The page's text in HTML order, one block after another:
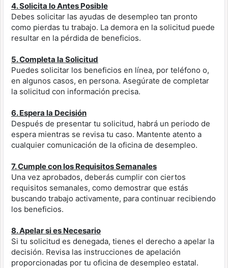
4. Solicita lo Antes Posible
Debes solicitar las ayudas de desempleo tan pronto
como pierdas tu trabajo. La demora en la solicitud puede
resultar en la pérdida de beneficios.
5. Completa la Solicitud
Puedes solicitar los beneficios en línea, por teléfono o,
en algunos casos, en persona. Asegúrate de completar
la solicitud con información precisa.
6. Espera la Decisión
Después de presentar tu solicitud, habrá un periodo de
espera mientras se revisa tu caso. Mantente atento a
cualquier comunicación de la oficina de desempleo.
7. Cumple con los Requisitos Semanales
Una vez aprobados, deberás cumplir con ciertos
requisitos semanales, como demostrar que estás
buscando trabajo activamente, para continuar recibiendo
los beneficios.
8. Apelar si es Necesario
Si tu solicitud es denegada, tienes el derecho a apelar la
decisión. Revisa las instrucciones de apelación
proporcionadas por tu oficina de desempleo estatal.